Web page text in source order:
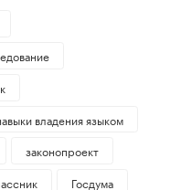
владения языком
законопроект
Госдума